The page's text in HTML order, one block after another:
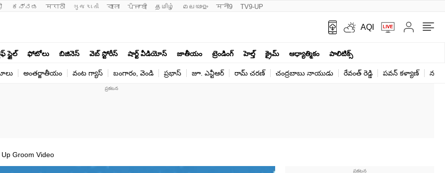
ಕನ್ನಡ मराठी ગુજરાતી বাংলা ਪੰਜਾਬੀ தமிழ் മലയാളം मनी9 TV9-UP
AQI
స్టైల్ ఫోటోలు బిజినెస్ వెబ్ స్టోరీస్ షార్ట్ వీడియోస్ జాతీయం ట్రెండింగ్ హెల్త్‌ క్రైమ్ ఆధ్యాత్మికం పాలిటిక్స్‌
అంతర్జాతీయం వంట గ్యాస్ బంగారం, వెండి ప్రభాస్ జూ. ఎన్టీఆర్ రామ్ చ‌ర‌ణ్‌ చంద్రబాబు నాయుడు రేవంత్ రెడ్డి పవన్ కళ్యాణ్
Groom Video